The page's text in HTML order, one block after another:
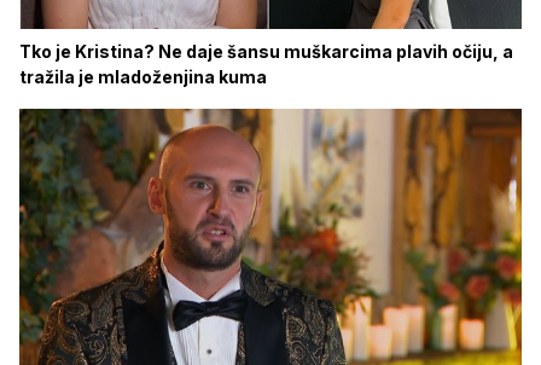
Tko je Kristina? Ne daje šansu muškarcima plavih očiju, a
tražila je mladoženjina kuma